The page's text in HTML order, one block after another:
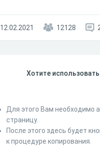
12.02.2021 12128
Хотите
Для этого Вам необходимо
страницу.
После этого здесь будет
к процедуре копирования.